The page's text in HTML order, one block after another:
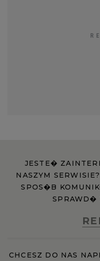
JESTE�
NASZYM
SPOS�B
SPRAWD�
CHCESZ DO NAS